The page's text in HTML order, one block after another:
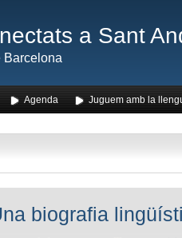
a Sant
Barcelona
Agenda Juguem amb la
biografia